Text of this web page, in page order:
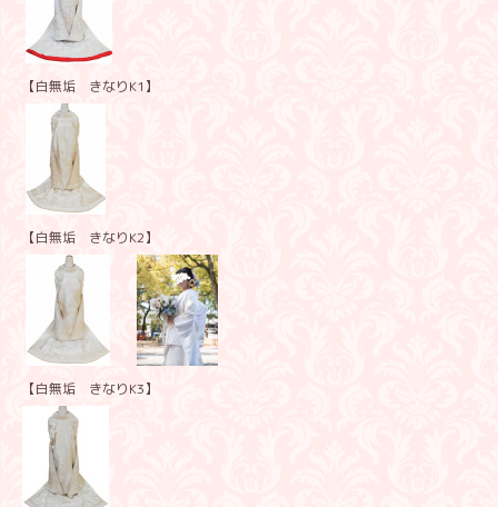
【白無垢 きなりK1】
【白無垢 きなりK2】
【白無垢 きなりK3】